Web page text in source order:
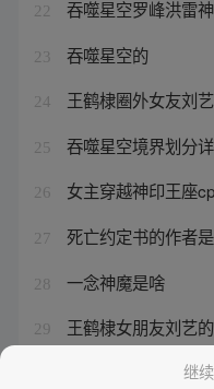
22 吞噬星空罗峰洪雷
23 吞噬星空的
24 王鹤棣圈外女友刘
25 吞噬星空境界划分
26 女主穿越神印王座
27 死亡约定书的作者
28 一念神魔是啥
29 王鹤棣女朋友刘艺
姬天道陆州大反派
继